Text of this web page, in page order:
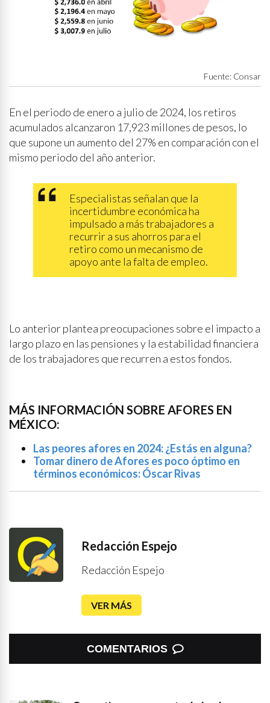
Fuente: Consar
En el periodo de enero a julio de 2024, los retiros
acumulados alcanzaron 17,923 millones de pesos, lo
que supone un aumento del 27% en comparación con el
mismo periodo del año anterior.
Especialistas señalan que la
incertidumbre económica ha
impulsado a más trabajadores a
recurrir a sus ahorros para el
retiro como un mecanismo de
apoyo ante la falta de empleo.
Lo anterior plantea preocupaciones sobre el impacto a
largo plazo en las pensiones y la estabilidad financiera
de los trabajadores que recurren a estos fondos.
MÁS INFORMACIÓN SOBRE AFORES EN
MÉXICO:
Las peores afores en 2024: ¿Estás en alguna?
Tomar dinero de Afores es poco óptimo en
términos económicos: Óscar Rivas
Redacción Espejo
Redacción Espejo
VER MÁS
COMENTARIOS